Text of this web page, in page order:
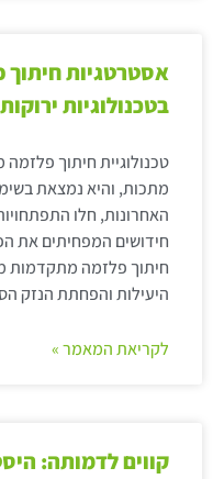
אסטרטגיות
בטכנולוגיות
טכנולוגיית חיתוך פלזמה
מתכות, והיא נמצאת
האחרונות, חלו
חידושים המפחיתים את
חיתוך פלזמה מתקדמות
היעילות והפחתת הנזק
לקריאת המאמר »
קווים לדמותה: